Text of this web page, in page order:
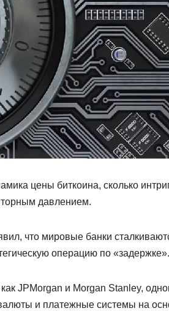
цены биткоина, сколько
давлением.
что мировые банки
операцию по «задержке».
JPMorgan и Morgan Stanley,
и платежные системы на